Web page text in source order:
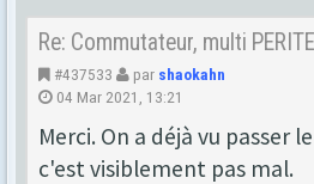
Re: Commutateur, multi
#437533 par shaokahn
04 Mar 2021, 13:21
Merci. On a déjà vu passer
c'est visiblement pas mal.